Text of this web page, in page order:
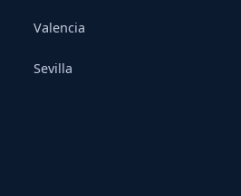
Valencia
Sevilla